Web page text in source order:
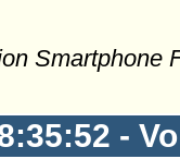
Smartphone
-